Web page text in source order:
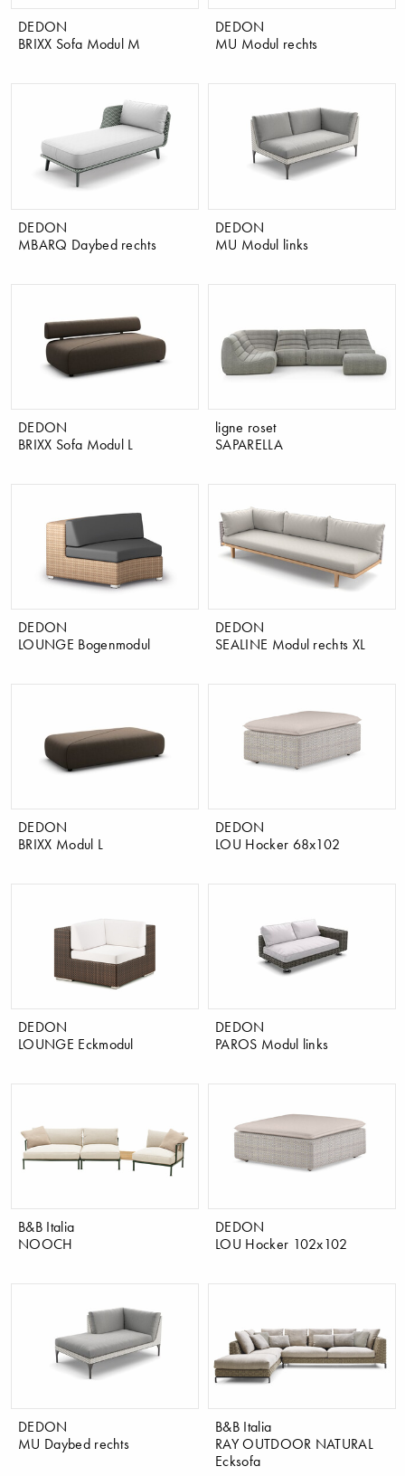
DEDON
BRIXX Sofa Modul M
DEDON
MU Modul rechts
DEDON
MBARQ Daybed rechts
DEDON
MU Modul links
DEDON
BRIXX Sofa Modul L
ligne roset
SAPARELLA
DEDON
LOUNGE Bogenmodul
DEDON
SEALINE Modul rechts XL
DEDON
BRIXX Modul L
DEDON
LOU Hocker 68x102
DEDON
LOUNGE Eckmodul
DEDON
PAROS Modul links
B&B Italia
NOOCH
DEDON
LOU Hocker 102x102
DEDON
MU Daybed rechts
B&B Italia
RAY OUTDOOR NATURAL
Ecksofa